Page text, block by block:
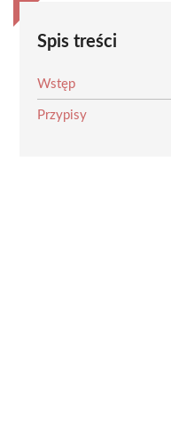
Spis treści
Wstęp
Przypisy